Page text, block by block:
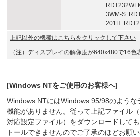
3WM-S
201H
上記以外の機種はこちらをクリックして下さい
（注）ディスプレイの解像度が640x480で16色
[Windows NTをご使用のお客様へ]
Windows NTにはWindows 95/98のような
機能がありません。従って上記ファイル
対応設定ファイル）をダウンロードして
トールできませんのでご了承のほどお願い